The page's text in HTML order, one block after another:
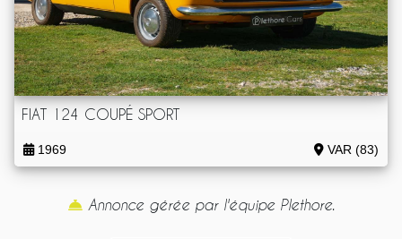
FIAT 124 COUPÉ SPORT
1969 VAR (83)
Annonce gérée par l'équipe Plethore.